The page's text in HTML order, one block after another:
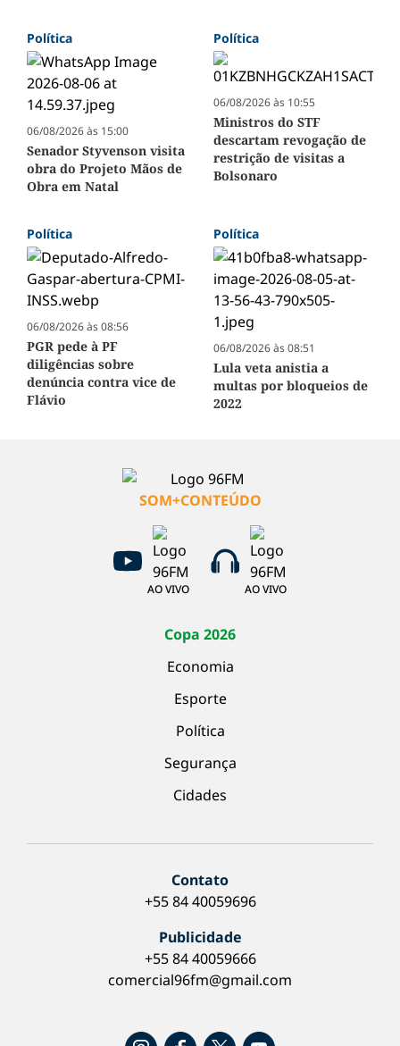
Política
06/08/2026 às 15:00
Senador Styvenson visita
obra do Projeto Mãos de
Obra em Natal
Política
06/08/2026 às 10:55
Ministros do STF
descartam revogação de
restrição de visitas a
Bolsonaro
Política
06/08/2026 às 08:56
PGR pede à PF
diligências sobre
denúncia contra vice de
Flávio
Política
06/08/2026 às 08:51
Lula veta anistia a
multas por bloqueios de
2022
SOM+CONTEÚDO
AO VIVO AO VIVO
Copa 2026
Economia
Esporte
Política
Segurança
Cidades
Contato
+55 84 40059696
Publicidade
+55 84 40059666
comercial96fm@gmail.com